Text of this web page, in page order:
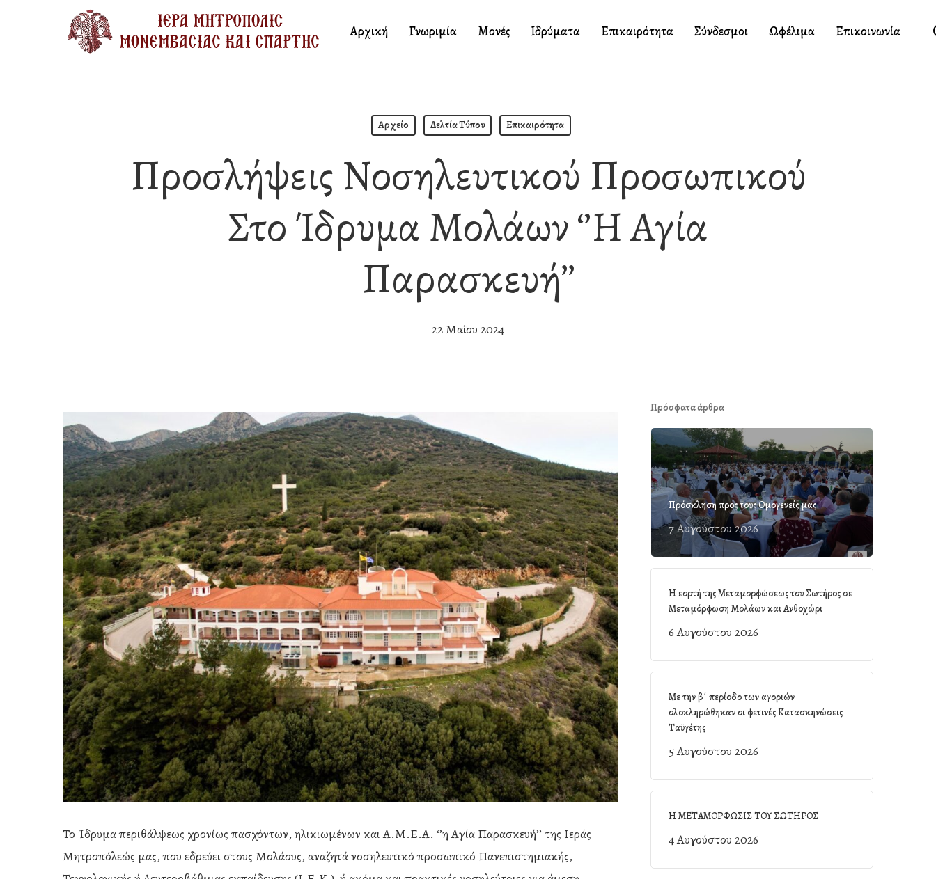
Hit enter to search or ESC to close
Αρχική Γνωριμία Μονές Ιδρύματα Επικαιρότητα Σύνδεσμοι Ωφέλιμα Επικοινωνία
Αρχείο Δελτία Τύπου Επικαιρότητα
Προσλήψεις Νοσηλευτικού Προσωπικού
Στο Ίδρυμα Μολάων ‘’η Αγία
Παρασκευή’’
22 Μαΐου 2024
Το Ίδρυμα περιθάλψεως χρονίως πασχόντων, ηλικιωμένων και Α.Μ.Ε.Α. ‘’η Αγία Παρασκευή’’ της Ιεράς
Μητροπόλεώς μας, που εδρεύει στους Μολάους, αναζητά νοσηλευτικό προσωπικό Πανεπιστημιακής,
Πρόσφατα άρθρα
Πρόσκληση προς τους Ομογενείς μας
7 Αυγούστου 2026
Η εορτή της Μεταμορφώσεως του Σωτήρος σε
Μεταμόρφωση Μολάων και Ανθοχώρι
6 Αυγούστου 2026
Με την β΄ περίοδο των αγοριών
ολοκληρώθηκαν οι φετινές Κατασκηνώσεις
Ταϋγέτης
5 Αυγούστου 2026
Η ΜΕΤΑΜΟΡΦΩΣΙΣ ΤΟΥ ΣΩΤΗΡΟΣ
4 Αυγούστου 2026